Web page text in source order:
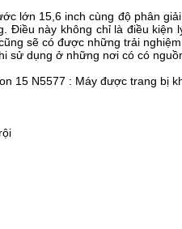
lớn 15,6 inch cùng độ phân
Điều này không chỉ là điều
sẽ có được những trải
sử dụng ở những nơi có có
15 N5577 : Máy được trang bị